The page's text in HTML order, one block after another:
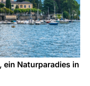
ein Naturparadies in